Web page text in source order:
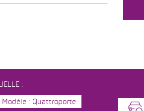
:
Modèle : Quattroporte